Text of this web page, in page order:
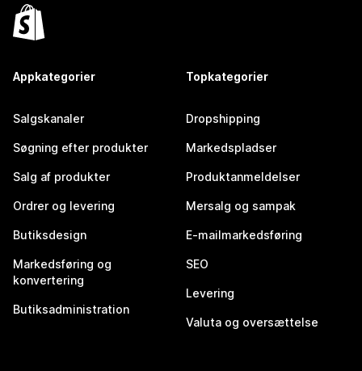
Appkategorier
Salgskanaler
Søgning efter produkter
Salg af produkter
Ordrer og levering
Butiksdesign
Markedsføring og
konvertering
Butiksadministration
Topkategorier
Dropshipping
Markedspladser
Produktanmeldelser
Mersalg og sampak
E-mailmarkedsføring
SEO
Levering
Valuta og oversættelse